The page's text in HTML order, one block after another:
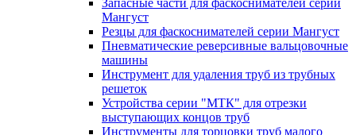
Запасные части для фаскоснимателей серии
Мангуст
Резцы для фаскоснимателей серии Мангуст
Пневматические реверсивные вальцовочные
машины
Инструмент для удаления труб из трубных
решеток
Устройства серии "МТК" для отрезки
выступающих концов труб
Инструменты для торцовки труб малого